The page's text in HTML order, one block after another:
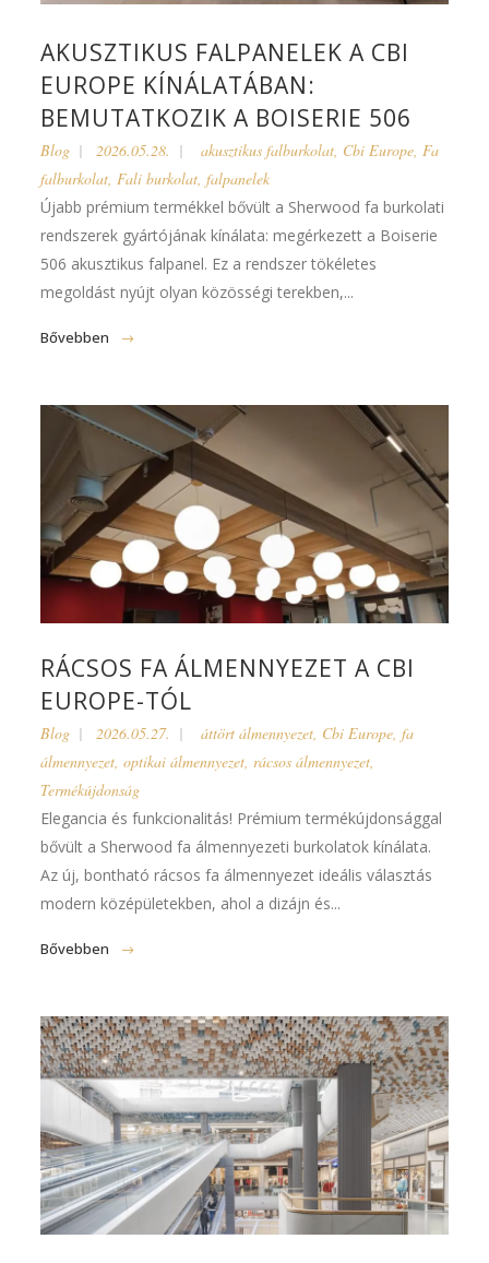
AKUSZTIKUS FALPANELEK A CBI
EUROPE KÍNÁLATÁBAN:
BEMUTATKOZIK A BOISERIE 506
Blog 2026.05.28. akusztikus falburkolat, Cbi Europe,Fa
falburkolat,Fali burkolat,falpanelek
Újabb prémium termékkel bővült a Sherwood fa burkolati
rendszerek gyártójának kínálata: megérkezett a Boiserie
506 akusztikus falpanel. Ez a rendszer tökéletes
megoldást nyújt olyan közösségi terekben,...
Bővebben
RÁCSOS FA ÁLMENNYEZET A CBI
EUROPE-TÓL
Blog 2026.05.27. áttört álmennyezet, Cbi Europe,fa
álmennyezet,optikai álmennyezet,rácsos álmennyezet,
Termékújdonság
Elegancia és funkcionalitás! Prémium termékújdonsággal
bővült a Sherwood fa álmennyezeti burkolatok kínálata.
Az új, bontható rácsos fa álmennyezet ideális választás
modern középületekben, ahol a dizájn és...
Bővebben